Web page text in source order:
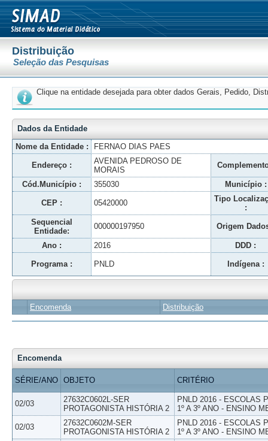
Distribuição
Seleção das Pesquisas
Clique na entidade desejada para obter dados Gerais, Pedido,
Dados da Entidade
Nome da Entidade :
FERNAO DIAS PAES
Endereço :
AVENIDA PEDROSO DE
MORAIS
Cód.Município : 355030 Município :
CEP : 05420000
Tipo
:
Sequencial
Entidade:
000000197950 Origem
Ano : 2016 DDD :
Programa : PNLD Indígena :
Encomenda Distribuição
Encomenda
SÉRIE/ANO OBJETO CRITÉRIO
02/03
27632C0602L-SER
PROTAGONISTA HISTÓRIA 2
PNLD 2016 - ESCOLAS
1º A 3º ANO - ENSINO
02/03
27632C0602M-SER
PROTAGONISTA HISTÓRIA 2
PNLD 2016 - ESCOLAS
1º A 3º ANO - ENSINO